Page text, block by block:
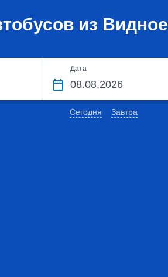
из Видное
Дата
Сегодня Завтра